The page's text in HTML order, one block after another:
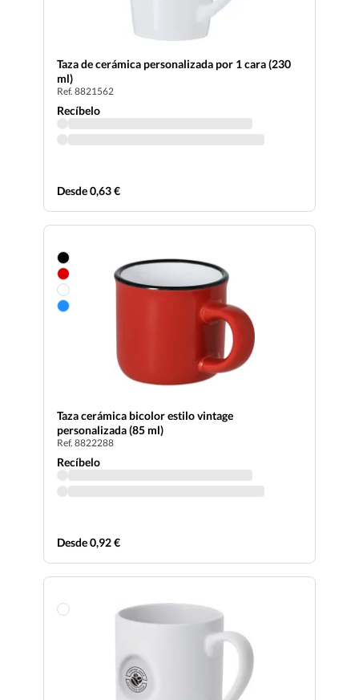
Taza de cerámica personalizada por 1 cara (230
ml)
Ref. 8821562
Recíbelo
Desde 0,63 €
Taza cerámica bicolor estilo vintage
personalizada (85 ml)
Ref. 8822288
Recíbelo
Desde 0,92 €